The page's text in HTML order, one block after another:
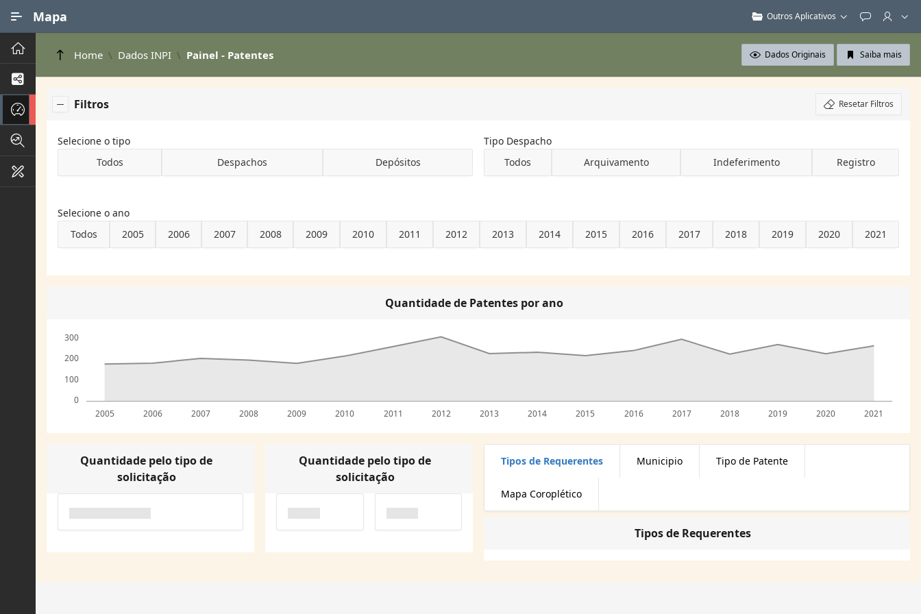
Mapa Outros Aplicativos Feedback
Processos de Negócios
Home Dados INPI Painel - Patentes Dados Originais Saiba mais
Filtros Resetar Filtros
Selecione o tipo
Todos
Despachos Depósitos
Tipo Despacho
Todos
Arquivamento Indeferimento Registro
Selecione o ano
Todos
2005 2006 2007 2008 2009 2010 2011 2012 2013 2014 2015 2016 2017 2018 2019 2020 2021
Quantidade de Patentes por ano
0
100
200
300
2005 2006 2007 2008 2009 2010 2011 2012 2013 2014 2015 2016 2017 2018 2019 2020 2021
Quantidade pelo tipo de
solicitação
Quantidade pelo tipo de
solicitação
Tipos de Requerentes Municipio Tipo de Patente
Mapa Coroplético
Tipos de Requerentes